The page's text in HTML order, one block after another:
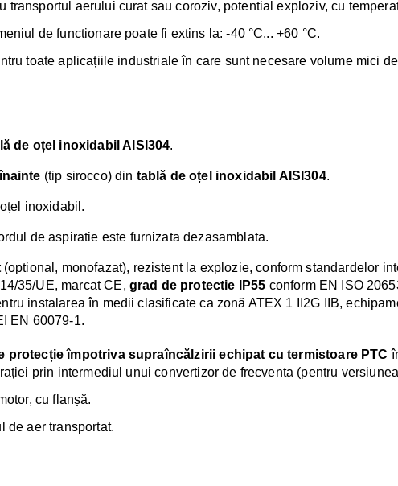
transportul aerului curat sau coroziv, potential exploziv, cu
de functionare poate fi extins la: -40 °C... +60 °C.
toate aplicațiile industriale în care sunt necesare volume mici
de oțel inoxidabil AISI304.
(tip sirocco) din tablă de oțel inoxidabil AISI304.
inoxidabil.
de aspiratie este furnizata dezasamblata.
(optional, monofazat), rezistent la explozie, conform standardelor
35/UE, marcat CE, grad de protectie IP55 conform EN ISO
instalarea în medii clasificate ca zonă ATEX 1 II2G IIB,
EN 60079-1.
protecție împotriva supraîncălzirii echipat cu termistoare PTC
prin intermediul unui convertizor de frecventa (pentru
cu flanșă.
de aer transportat.